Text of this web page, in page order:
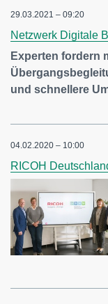
29.03.2021 – 09:20
Netzwerk Digitale
Experten fordern
und schnellere
04.02.2020 – 10:00
RICOH